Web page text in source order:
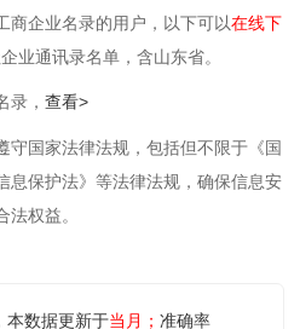
商企业名录的用户，以下可以在线下
业通讯录名单，含山东省。
录，查看>
守国家法律法规，包括但不限于《国
息保护法》等‌法律法规，确保信息安
权益。
本数据更新于当月；准确率